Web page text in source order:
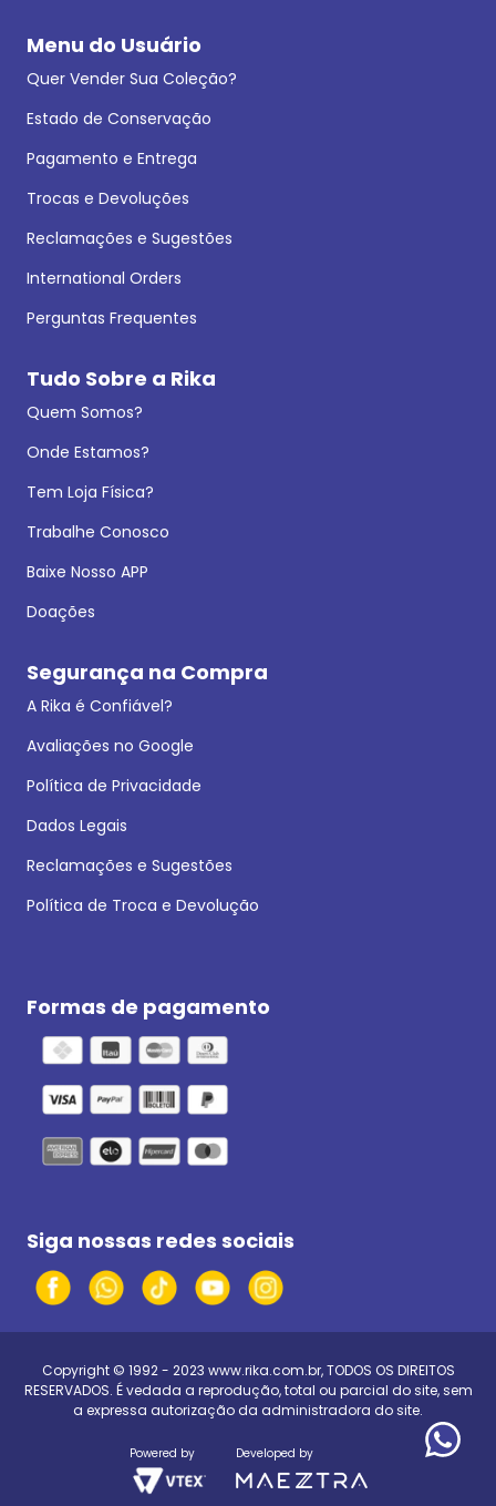
Menu do Usuário
Quer Vender Sua Coleção?
Estado de Conservação
Pagamento e Entrega
Trocas e Devoluções
Reclamações e Sugestões
International Orders
Perguntas Frequentes
Tudo Sobre a Rika
Quem Somos?
Onde Estamos?
Tem Loja Física?
Trabalhe Conosco
Baixe Nosso APP
Doações
Segurança na Compra
A Rika é Confiável?
Avaliações no Google
Política de Privacidade
Dados Legais
Reclamações e Sugestões
Política de Troca e Devolução
Formas de pagamento
Siga nossas redes sociais
Copyright © 1992 - 2023 www.rika.com.br, TODOS OS DIREITOS
RESERVADOS. É vedada a reprodução, total ou parcial do site, sem
a expressa autorização da administradora do site.
Powered by Developed by